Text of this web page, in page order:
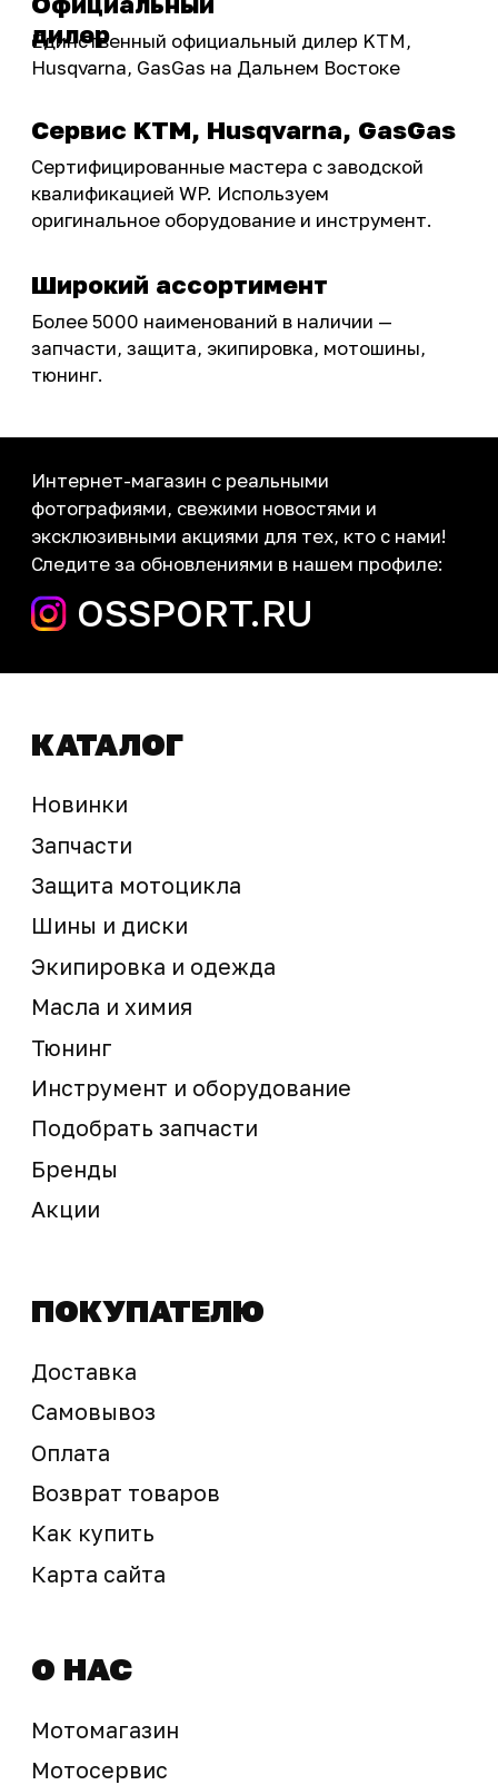
О НАС
Акции
Доставка
Оплата
Мотомагазин
Новости
ПОКУПАТЕЛЮ
+7 (908) 448-07-59
+7 (995) 281-25-71
г. Владивосток
sale@ossport.ru
© 2025 ООО «Абарт-ДВ». Все права защищены
Предложение не является публичной офертой
Окончательная стоимость с учетом бонусов и
скидок, а также наличие товара
подтверждается продавцом перед оплатой
товара.
Политика обработки персональных данных
запчасти шины экипировка